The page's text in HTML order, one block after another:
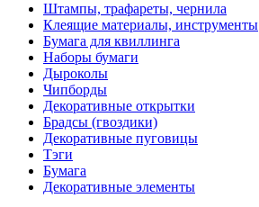
Штампы, трафареты, чернила
Клеящие материалы, инструменты
Бумага для квиллинга
Наборы бумаги
Дыроколы
Чипборды
Декоративные открытки
Брадсы (гвоздики)
Декоративные пуговицы
Тэги
Бумага
Декоративные элементы